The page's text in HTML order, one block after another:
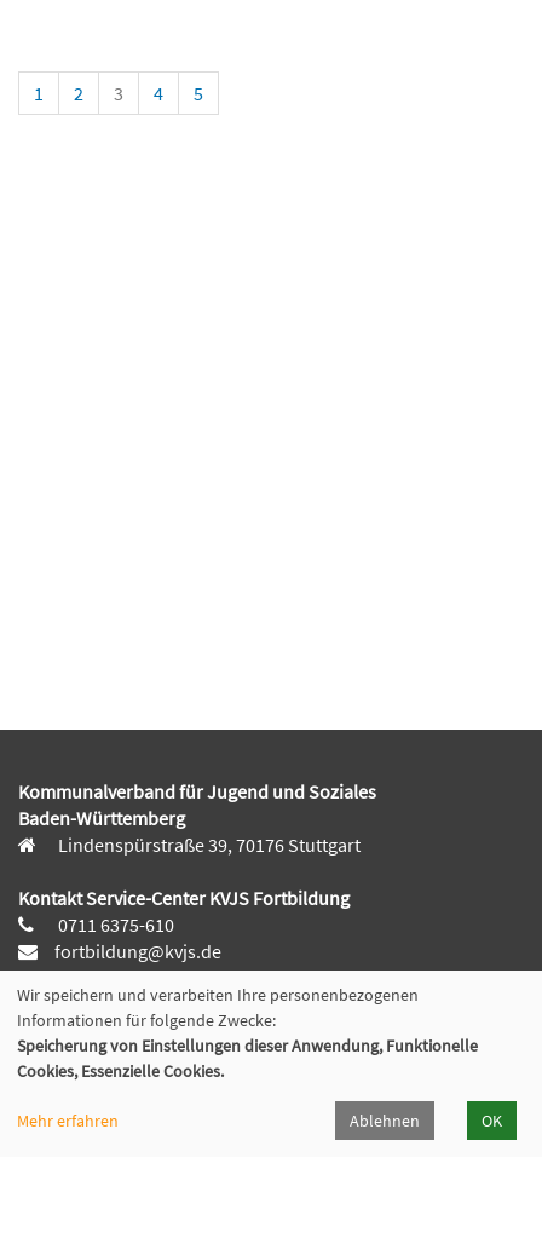
1 2 3 4 5
Kommunalverband für Jugend und Soziales
Baden-Württemberg
Lindenspürstraße 39, 70176 Stuttgart
Kontakt Service-Center KVJS Fortbildung
0711 6375-610
fortbildung@kvjs.de
Öffnungszeiten
Mo-Do:
09:30 – 12:00 Uhr und
13:00 – 15:30 Uhr
Fr:
Wir speichern und verarbeiten Ihre personenbezogenen
Informationen für folgende Zwecke:
Speicherung von Einstellungen dieser Anwendung, Funktionelle
Cookies, Essenzielle Cookies.
Mehr erfahren Ablehnen OK